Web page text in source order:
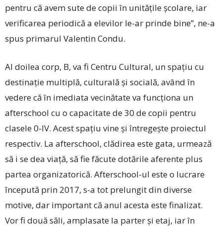
pentru că avem sute de copii în unitățile școlare, iar
verificarea periodică a elevilor le-ar prinde bine”, ­ne-a
spus primarul Valentin Condu.
Al doilea corp, B, va fi Centru Cultural, un spațiu cu
destinație multiplă, culturală și socială, având în
vedere că în imediata vecinătate va funcționa un
afterschool cu o capacitate de 30 de copii pentru
clasele 0-IV. Acest spațiu vine și întregește proiectul
respectiv. La ­afterschool, clădirea este gata, urmează
să i se dea viață, să fie făcute dotările aferente plus
partea organizatorică. ­Afterschool-ul este o lucrare
începută prin 2017, s-a tot prelungit din diverse
motive, dar important că anul acesta este finalizat.
Vor fi două săli, amplasate la parter și etaj, iar în